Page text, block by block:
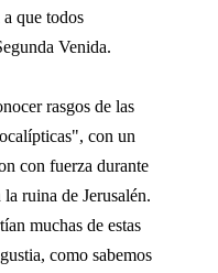
que todos
Venida.
rasgos de las
con un
con fuerza durante
ruina de Jerusalén.
muchas de estas
como sabemos